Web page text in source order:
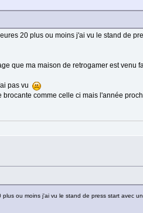
20 plus ou moins j'ai vu le stand de
que ma maison de retrogamer est venu
pas vu
comme celle ci mais l'année
ou moins j'ai vu le stand de press start avec